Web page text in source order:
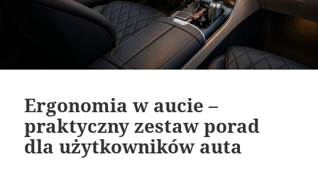
Ergonomia w aucie –
praktyczny zestaw porad
dla użytkowników auta